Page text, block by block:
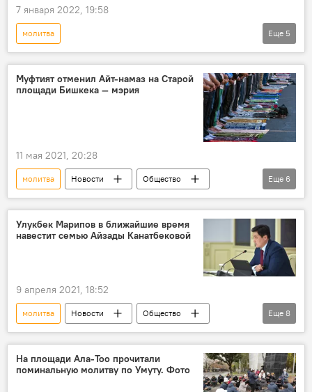
7 января 2022, 19:58
молитва
Беспорядки в Казахстане в январе 2022 года
Политика
Кыргызстан
Казахстан
Новости Киргизии
Еще 5
Муфтият отменил Айт-намаз на Старой
площади Бишкека — мэрия
11 мая 2021, 20:28
молитва Новости
Общество
Кыргызстан
Муфтият
Орозо айт
намаз
Бишкек
Орозо-2021 в Кыргызстане
Еще 6
Улукбек Марипов в ближайшие время
навестит семью Айзады Канатбековой
9 апреля 2021, 18:52
молитва Новости
Общество
Кыргызстан
Происшествия
Политика
Похищение и убийство девушки в Бишкеке
Еще 8
На площади Ала-Тоо прочитали
поминальную молитву по Умуту. Фото